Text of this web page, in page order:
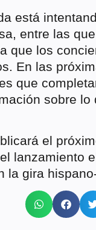
está
entre las
que los
En las
que
sobre
el
lanzamiento
la gira